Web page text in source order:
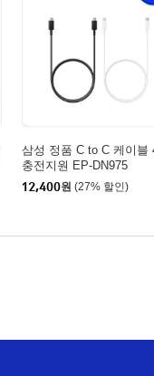
삼성 정품 C to C 케이블
충전지원 EP-DN975
12,400원 (27% 할인)